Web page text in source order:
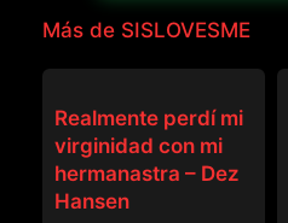
Más de SISLOVESME
Realmente perdí mi
virginidad con mi
hermanastra – Dez
Hansen